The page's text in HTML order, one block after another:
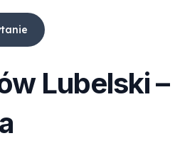
Lubelski